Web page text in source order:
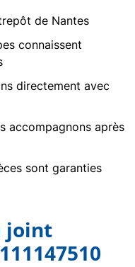
de Nantes
connaissent
directement avec
accompagnons après
sont garanties
joint